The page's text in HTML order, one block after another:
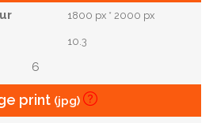
1800 px * 2000 px
10.3
6
print (jpg)